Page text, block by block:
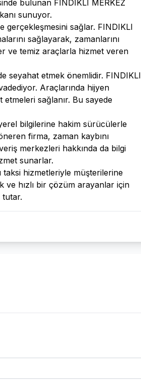
bulunan FINDIKLI MERKEZ
sunuyor.
gerçekleşmesini sağlar. FINDIKLI
sağlayarak, zamanlarını
ve temiz araçlarla hizmet veren
seyahat etmek önemlidir. FINDIKLI
Araçlarında hijyen
sağlanır. Bu sayede
bilgilerine hakim sürücülerle
firma, zaman kaybını
merkezleri hakkında da bilgi
sunarlar.
hizmetleriyle müşterilerine
ve hızlı bir çözüm arayanlar için